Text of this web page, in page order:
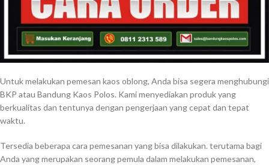
Untuk melakukan pemesan kaos oblong, Anda bisa segera menghubungi
BKP atau Bandung Kaos Polos. Kami menyediakan produk yang
berkualitas dan tentunya dengan pengerjaan yang cepat dan tepat
waktu.
Tersedia beberapa cara pemesanan yang bisa dilakukan. terutama bagi
Anda yang merupakan seorang pemula dalam melakukan pemesanan,